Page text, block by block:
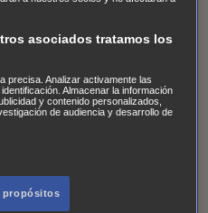
DOC Bite Club
Circuito cerrado
Alert: Unidad
Hannibal Daños y Perjuicios
PinesAccused Carter
Coyote
Ajuste de Cuentas
asociados tratamos los
precisa. Analizar activamente las
Almacenar la información
y contenido personalizados,
de audiencia y desarrollo de
propósitos